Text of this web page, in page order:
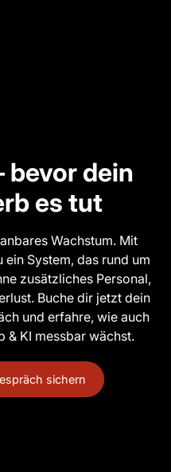
bevor dein
es tut
Wachstum. Mit
System, das rund um
zusätzliches Personal,
Buche dir jetzt dein
und erfahre, wie auch
& KI messbar wächst.
sichern